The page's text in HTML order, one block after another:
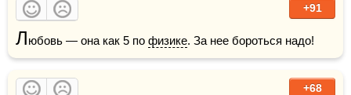
+91
Любовь — она как 5 по физике. За нее бороться надо!
+68